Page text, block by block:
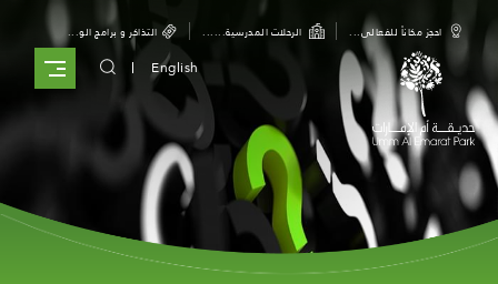
احجز مكاناً للفعالي... الرحلات المدرسية...... التذاكر و برامج الو...
English